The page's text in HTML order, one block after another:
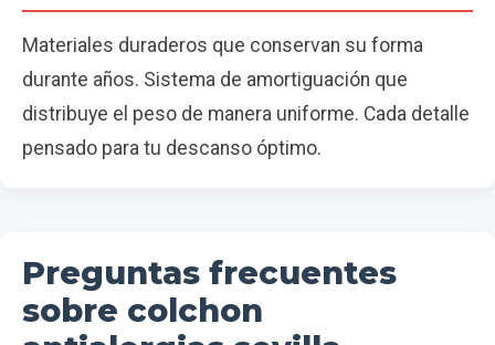
Materiales duraderos que conservan su forma
durante años. Sistema de amortiguación que
distribuye el peso de manera uniforme. Cada detalle
pensado para tu descanso óptimo.
Preguntas frecuentes
sobre colchon